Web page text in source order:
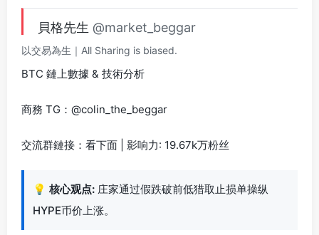
貝格先生 @market_beggar
以交易為生｜All Sharing is biased.
BTC 鏈上數據 & 技術分析
商務 TG：@colin_the_beggar
交流群鏈接：看下面 | 影响力: 19.67k万粉丝
💡 核心观点: 庄家通过假跌破前低猎取止损单操纵
HYPE币价上涨。